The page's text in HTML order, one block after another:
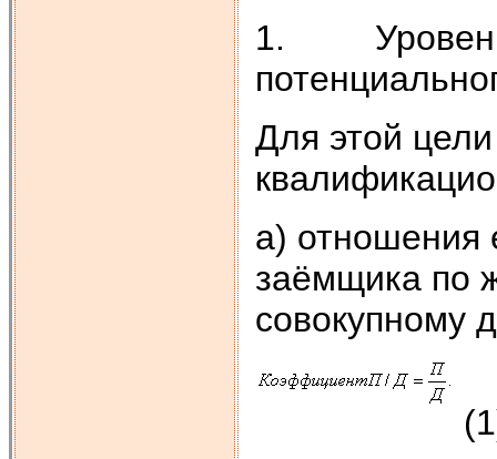
1. Уровень
Для этой
а) отношения
заёмщика по
совокупному